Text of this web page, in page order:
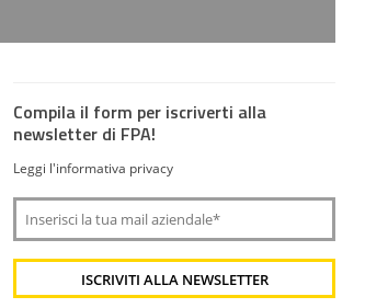
Compila il form per iscriverti alla
newsletter di FPA!
Leggi l'informativa privacy